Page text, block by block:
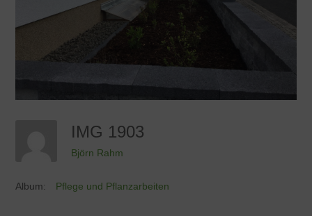
IMG 1903
Björn Rahm
Album: Pflege und Pflanzarbeiten